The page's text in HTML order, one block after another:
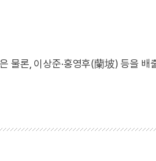
물론, 이상준·홍영후(蘭坡) 등을